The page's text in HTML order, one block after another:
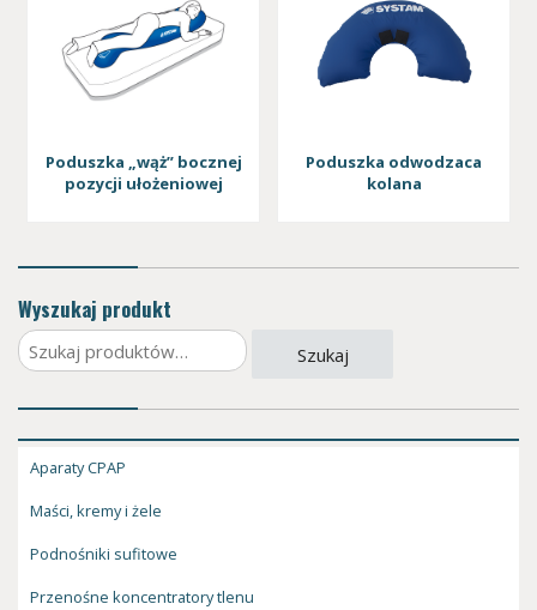
Poduszka „wąż” bocznej
pozycji ułożeniowej
Poduszka odwodzaca
kolana
Wyszukaj produkt
Szukaj: Szukaj
Aparaty CPAP
Maści, kremy i żele
Podnośniki sufitowe
Przenośne koncentratory tlenu